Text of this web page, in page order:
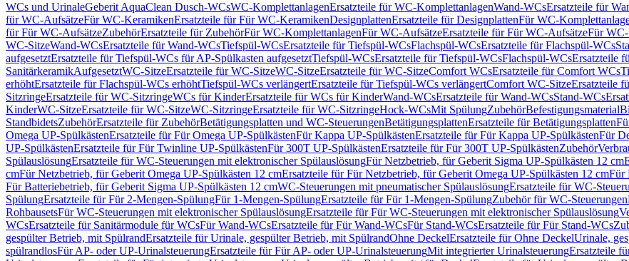
WCs und UrinaleGeberit AquaClean Dusch-WCsWC-KomplettanlagenErsatzteile für WC-KomplettanlagenWand-WCsErsatzteile für
für WC-AufsätzeFür WC-KeramikenErsatzteile für Für WC-KeramikenDesignplattenErsatzteile für DesignplattenFür WC-
für Für WC-AufsätzeZubehörErsatzteile für ZubehörFür WC-KomplettanlagenFür WC-AufsätzeErsatzteile für Für WC-AufsätzeFür
WC-SitzeWand-WCsErsatzteile für Wand-WCsTiefspül-WCsErsatzteile für Tiefspül-WCsFlachspül-WCsErsatzteile für Flachspül-WCs
aufgesetztErsatzteile für Tiefspül-WCs für AP-Spülkasten aufgesetztTiefspül-WCsErsatzteile für Tiefspül-WCsFlachspül-WCsErsatzteile
SanitärkeramikAufgesetztWC-SitzeErsatzteile für WC-SitzeWC-SitzeErsatzteile für WC-SitzeComfort WCsErsatzteile für Comfort WCs
erhöhtErsatzteile für Flachspül-WCs erhöhtTiefspül-WCs verlängertErsatzteile für Tiefspül-WCs verlängertComfort WC-SitzeErsatzteile
SitzringeErsatzteile für WC-SitzringeWCs für KinderErsatzteile für WCs für KinderWand-WCsErsatzteile für Wand-WCsStand-WCs
KinderWC-SitzeErsatzteile für WC-SitzeWC-SitzringeErsatzteile für WC-SitzringeHock-WCsMit SpülungZubehörBefestigungsmaterial
StandbidetsZubehörErsatzteile für ZubehörBetätigungsplatten und WC-SteuerungenBetätigungsplattenErsatzteile für Betätigungsplatten
Omega UP-SpülkästenErsatzteile für Für Omega UP-SpülkästenFür Kappa UP-SpülkästenErsatzteile für Für Kappa UP-SpülkästenFür
UP-SpülkästenErsatzteile für Für Twinline UP-SpülkästenFür 300T UP-SpülkästenErsatzteile für Für 300T UP-SpülkästenZubehör
SpülauslösungErsatzteile für WC-Steuerungen mit elektronischer SpülauslösungFür Netzbetrieb, für Geberit Sigma UP-Spülkästen 12 cm
cmFür Netzbetrieb, für Geberit Omega UP-Spülkästen 12 cmErsatzteile für Für Netzbetrieb, für Geberit Omega UP-Spülkästen 12 cmFür
Für Batteriebetrieb, für Geberit Sigma UP-Spülkästen 12 cmWC-Steuerungen mit pneumatischer SpülauslösungErsatzteile für WC-
SpülungErsatzteile für Für 2-Mengen-SpülungFür 1-Mengen-SpülungErsatzteile für Für 1-Mengen-SpülungZubehör für WC-Steuerungen
RohbausetsFür WC-Steuerungen mit elektronischer SpülauslösungErsatzteile für Für WC-Steuerungen mit elektronischer Spülauslösung
WCsErsatzteile für Sanitärmodule für WCsFür Wand-WCsErsatzteile für Für Wand-WCsFür Stand-WCsErsatzteile für Für Stand-WCs
gespülter Betrieb, mit SpülrandErsatzteile für Urinale, gespülter Betrieb, mit SpülrandOhne DeckelErsatzteile für Ohne DeckelUrinale,
spülrandlosFür AP- oder UP-UrinalsteuerungErsatzteile für Für AP- oder UP-UrinalsteuerungMit integrierter UrinalsteuerungErsatzteile